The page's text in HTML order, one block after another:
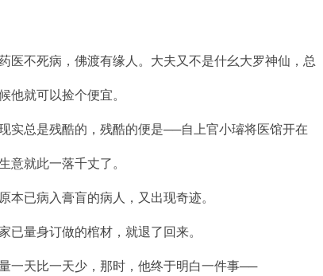
不死病，佛渡有缘人。大夫又不是什幺大罗神仙，总
他就可以捡个便宜。
总是残酷的，残酷的便是──自上官小璿将医馆开在
意就此一落千丈了。
已病入膏盲的病人，又出现奇迹。
量身订做的棺材，就退了回来。
天比一天少，那时，他终于明白一件事──